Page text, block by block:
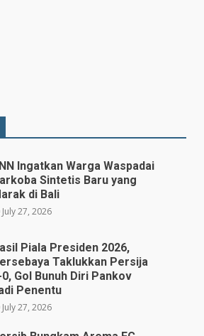
Piala Presiden 2026,
Taklukkan Persija
0, Gol Bunuh Diri Pankov
Penentu
July 27, 2026
Bungkam Arema FC,
Uilliam Barros Antar
Bandung Raih Tiga
July 26, 2026